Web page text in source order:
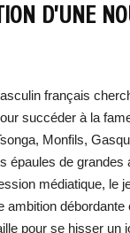
D’UNE
français
succéder à la
Monfils,
épaules de grandes
médiatique, le
ambition débordante
pour se hisser un